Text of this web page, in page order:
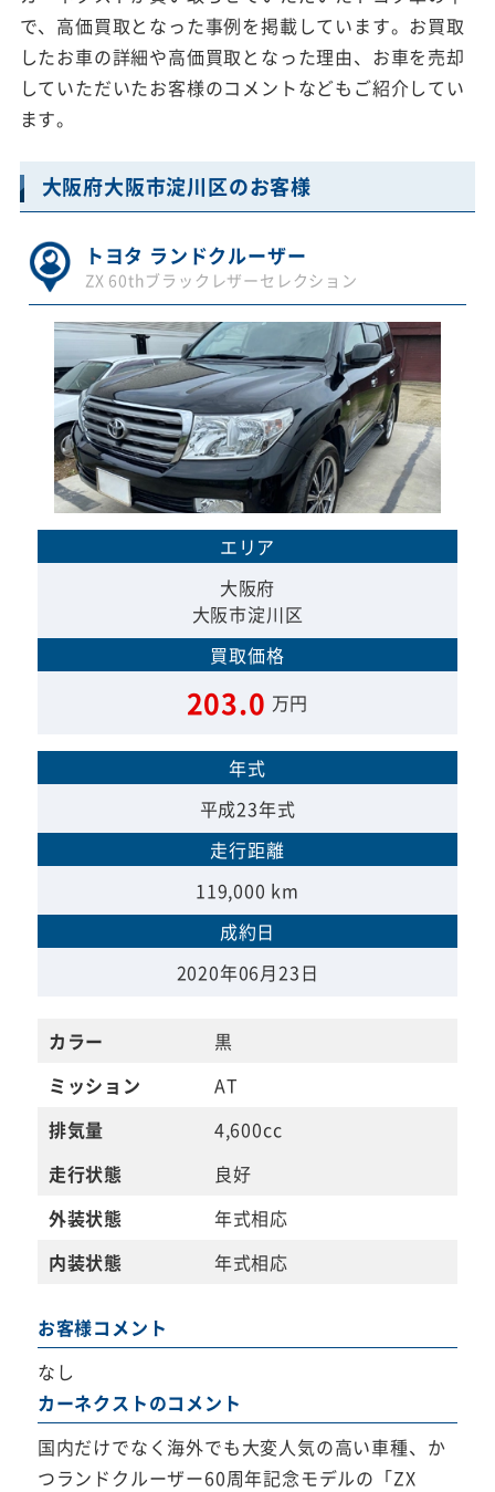
で、高価買取となった事例を掲載しています。お買取
したお車の詳細や高価買取となった理由、お車を売却
していただいたお客様のコメントなどもご紹介してい
ます。
大阪府大阪市淀川区のお客様
トヨタ ランドクルーザー
ZX 60thブラックレザーセレクション
エリア
大阪府
大阪市淀川区
買取価格
203.0 万円
年式
平成23年式
走行距離
119,000 km
成約日
2020年06月23日
カラー
黒
ミッション
AT
排気量
4,600cc
走行状態
良好
外装状態
年式相応
内装状態
年式相応
お客様コメント
なし
カーネクストのコメント
国内だけでなく海外でも大変人気の高い車種、か
つランドクルーザー60周年記念モデルの「ZX